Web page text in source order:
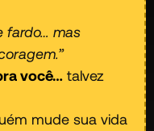
fardo… mas
você… talvez
mude sua vida